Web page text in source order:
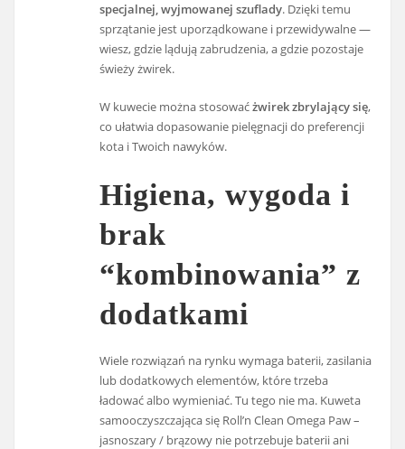
specjalnej, wyjmowanej szuflady. Dzięki temu
sprzątanie jest uporządkowane i przewidywalne —
wiesz, gdzie lądują zabrudzenia, a gdzie pozostaje
świeży żwirek.
W kuwecie można stosowaćżwirek zbrylający się,
co ułatwia dopasowanie pielęgnacji do preferencji
kota i Twoich nawyków.
Higiena, wygoda i
brak
“kombinowania” z
dodatkami
Wiele rozwiązań na rynku wymaga baterii, zasilania
lub dodatkowych elementów, które trzeba
ładować albo wymieniać. Tu tego nie ma. Kuweta
samooczyszczająca się Roll’n Clean Omega Paw –
jasnoszary / brązowy nie potrzebuje baterii ani